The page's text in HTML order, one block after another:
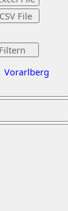
Vorarlberg